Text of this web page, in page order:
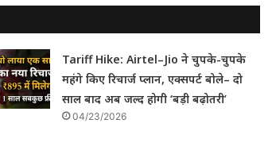
Tariff Hike: Airtel–Jio ने चुपके-चुपके
महंगे किए रिचार्ज प्लान, एक्सपर्ट बोले– दो
साल बाद अब जल्द होगी ‘बड़ी बढ़ोतरी’
04/23/2026